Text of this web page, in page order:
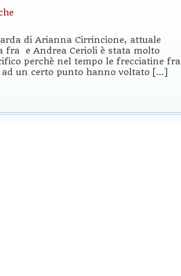
di Arianna Cirrincione, attuale
fra e Andrea Cerioli è stata molto
perchè nel tempo le frecciatine fra
un certo punto hanno voltato […]